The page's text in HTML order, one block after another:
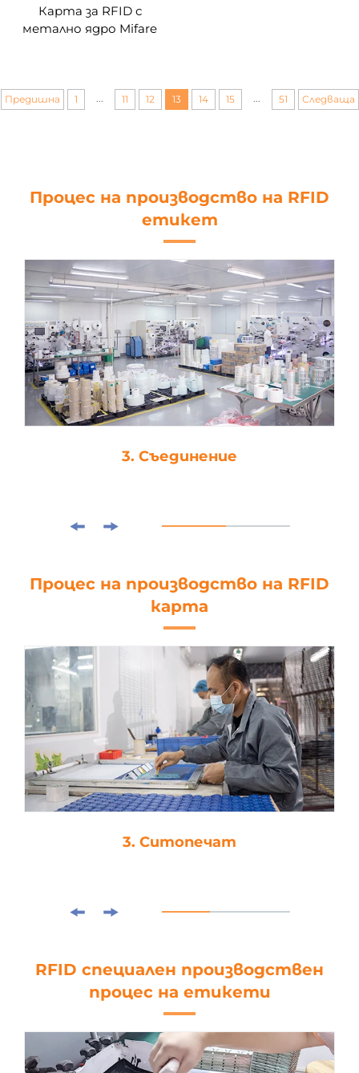
Карта за RFID с
метално ядро Mifare
Предишна 1 11 12 13 14 15 51 Следваща
Процес на производство на RFID
етикет
4. Щанцоване
Процес на производство на RFID
карта
4. Ламиниране
RFID специален производствен
процес на етикети